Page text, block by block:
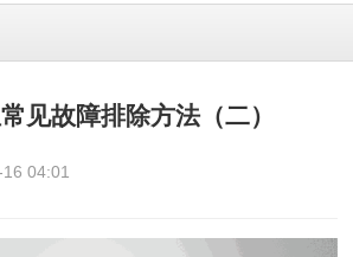
见故障排除方法（二）
04:01